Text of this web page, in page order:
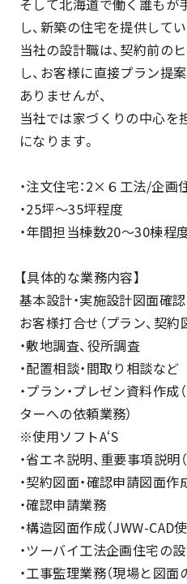
そして北海道で働く誰もが
し、新築の住宅を提供してい
当社の設計職は、契約前の
し、お客様に直接プラン提
ありませんが、
当社では家づくりの中心を
になります。
・注文住宅：2×６工法/企画
・25坪～35坪程度
・年間担当棟数20～30棟程
【具体的な業務内容】
基本設計・実施設計図面確認
お客様打合せ（プラン、契約
・敷地調査、役所調査
・配置相談・間取り相談など
・プラン・プレゼン資料作
ターへの依頼業務）
※使用ソフトA‘S
・省エネ説明、重要事項説明
・契約図面・確認申請図面作
・確認申請業務
・構造図面作成（JWW-CAD使
・ツーバイ工法企画住宅の
・工事監理業務（現場と図面